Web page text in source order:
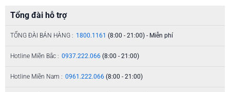
Tổng đài hỗ trợ
TỔNG ĐÀI BÁN HÀNG : 1800.1161 (8:00 - 21:00) - Miễn phí
Hotline Miền Bắc : 0937.222.066 (8:00 - 21:00)
Hotline Miền Nam : 0961.222.066 (8:00 - 21:00)